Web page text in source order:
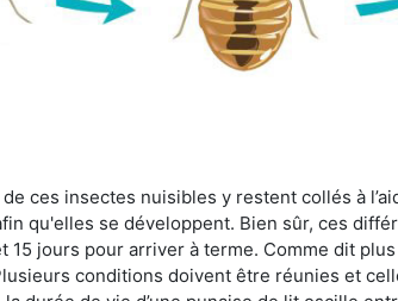
ces insectes nuisibles y restent collés à
qu'elles se développent. Bien sûr, ces
jours pour arriver à terme. Comme dit
conditions doivent être réunies et